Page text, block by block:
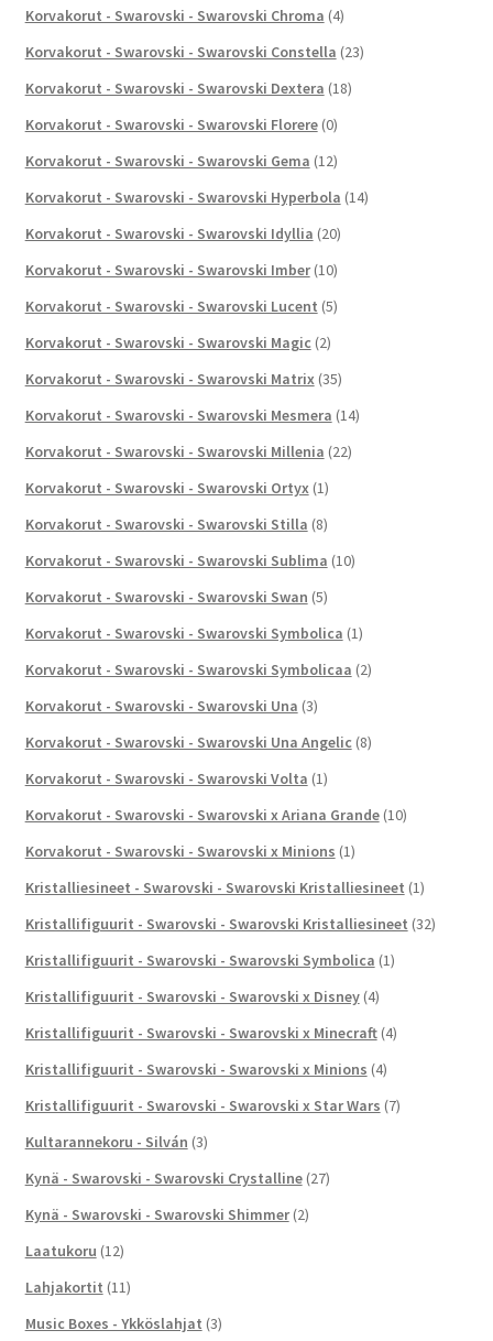
Korvakorut - Swarovski - Swarovski Chroma (4)
Korvakorut - Swarovski - Swarovski Constella (23)
Korvakorut - Swarovski - Swarovski Dextera (18)
Korvakorut - Swarovski - Swarovski Florere (0)
Korvakorut - Swarovski - Swarovski Gema (12)
Korvakorut - Swarovski - Swarovski Hyperbola (14)
Korvakorut - Swarovski - Swarovski Idyllia (20)
Korvakorut - Swarovski - Swarovski Imber (10)
Korvakorut - Swarovski - Swarovski Lucent (5)
Korvakorut - Swarovski - Swarovski Magic (2)
Korvakorut - Swarovski - Swarovski Matrix (35)
Korvakorut - Swarovski - Swarovski Mesmera (14)
Korvakorut - Swarovski - Swarovski Millenia (22)
Korvakorut - Swarovski - Swarovski Ortyx (1)
Korvakorut - Swarovski - Swarovski Stilla (8)
Korvakorut - Swarovski - Swarovski Sublima (10)
Korvakorut - Swarovski - Swarovski Swan (5)
Korvakorut - Swarovski - Swarovski Symbolica (1)
Korvakorut - Swarovski - Swarovski Symbolicaa (2)
Korvakorut - Swarovski - Swarovski Una (3)
Korvakorut - Swarovski - Swarovski Una Angelic (8)
Korvakorut - Swarovski - Swarovski Volta (1)
Korvakorut - Swarovski - Swarovski x Ariana Grande (10)
Korvakorut - Swarovski - Swarovski x Minions (1)
Kristalliesineet - Swarovski - Swarovski Kristalliesineet (1)
Kristallifiguurit - Swarovski - Swarovski Kristalliesineet (32)
Kristallifiguurit - Swarovski - Swarovski Symbolica (1)
Kristallifiguurit - Swarovski - Swarovski x Disney (4)
Kristallifiguurit - Swarovski - Swarovski x Minecraft (4)
Kristallifiguurit - Swarovski - Swarovski x Minions (4)
Kristallifiguurit - Swarovski - Swarovski x Star Wars (7)
Kultarannekoru - Silván (3)
Kynä - Swarovski - Swarovski Crystalline (27)
Kynä - Swarovski - Swarovski Shimmer (2)
Laatukoru (12)
Lahjakortit (11)
Music Boxes - Ykköslahjat (3)